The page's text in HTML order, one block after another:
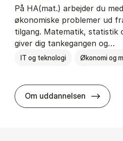
På HA(mat.) arbejder du
økonomiske problemer ud
tilgang. Matematik, statistik
giver dig tankegangen og…
IT og teknologi Økonomi og
Om uddannelsen